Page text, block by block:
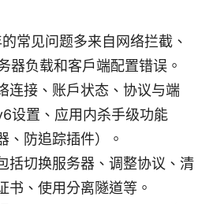
常见问题多来自网络拦截、
器负载和客户端配置错误。
连接、账户状态、协议与端
设置、应用内杀手级功能
、防追踪插件）。
括切换服务器、调整协议、清
书、使用分离隧道等。